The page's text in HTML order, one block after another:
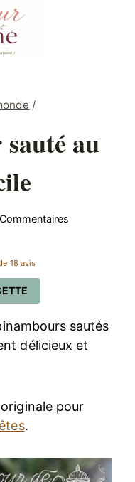
/
au
18 avis
sautés
délicieux et
pour
.